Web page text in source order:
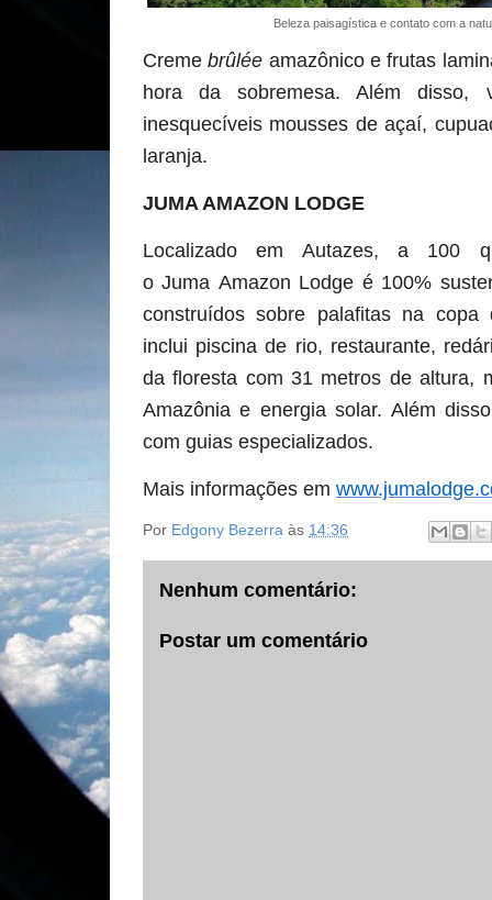
Beleza paisagística e contato com a
Cremebrûlée amazônico e frutas
hora da sobremesa. Além disso,
inesquecíveis mousses de açaí,
laranja.
JUMA AMAZON LODGE
Localizado em Autazes, a 100
o Juma Amazon Lodge é 100%
construídos sobre palafitas na copa
inclui piscina de rio, restaurante,
da floresta com 31 metros de altura,
Amazônia e energia solar. Além
com guias especializados.
Mais informações em
Por Edgony Bezerra às 14:36
Nenhum comentário:
Postar um comentário